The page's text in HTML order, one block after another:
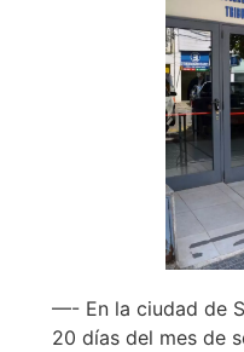
—- En la ciudad de
20 días del mes de